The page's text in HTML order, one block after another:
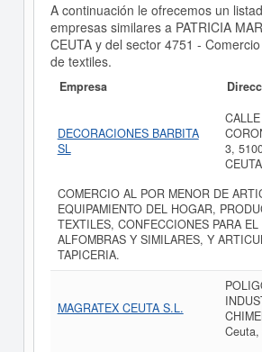
A continuación le ofrecemos un
empresas similares a PATRICIA
CEUTA y del sector 4751 -
de textiles.
Empresa
DECORACIONES BARBITA
SL
3,
CEUTA
COMERCIO AL POR MENOR DE
EQUIPAMIENTO DEL HOGAR,
TEXTILES, CONFECCIONES PARA
ALFOMBRAS Y SIMILARES, Y
TAPICERIA.
MAGRATEX CEUTA S.L.
Ceuta,